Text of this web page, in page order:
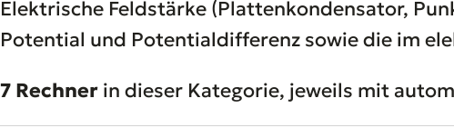
Docs
06Tools
Elektrische Feldstärke (Plattenkondensator,
Potential und Potentialdifferenz sowie die im
7 Rechner in dieser Kategorie, jeweils mit